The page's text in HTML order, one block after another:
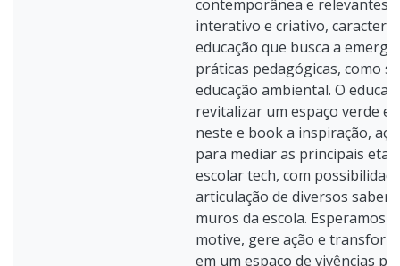
contemporânea e relevantes
interativo e criativo,
educação que busca a
práticas pedagógicas, como
educação ambiental. O
revitalizar um espaço verde
neste e book a inspiração,
para mediar as principais
escolar tech, com
articulação de diversos
muros da escola. Esperamos
motive, gere ação e
em um espaço de vivências